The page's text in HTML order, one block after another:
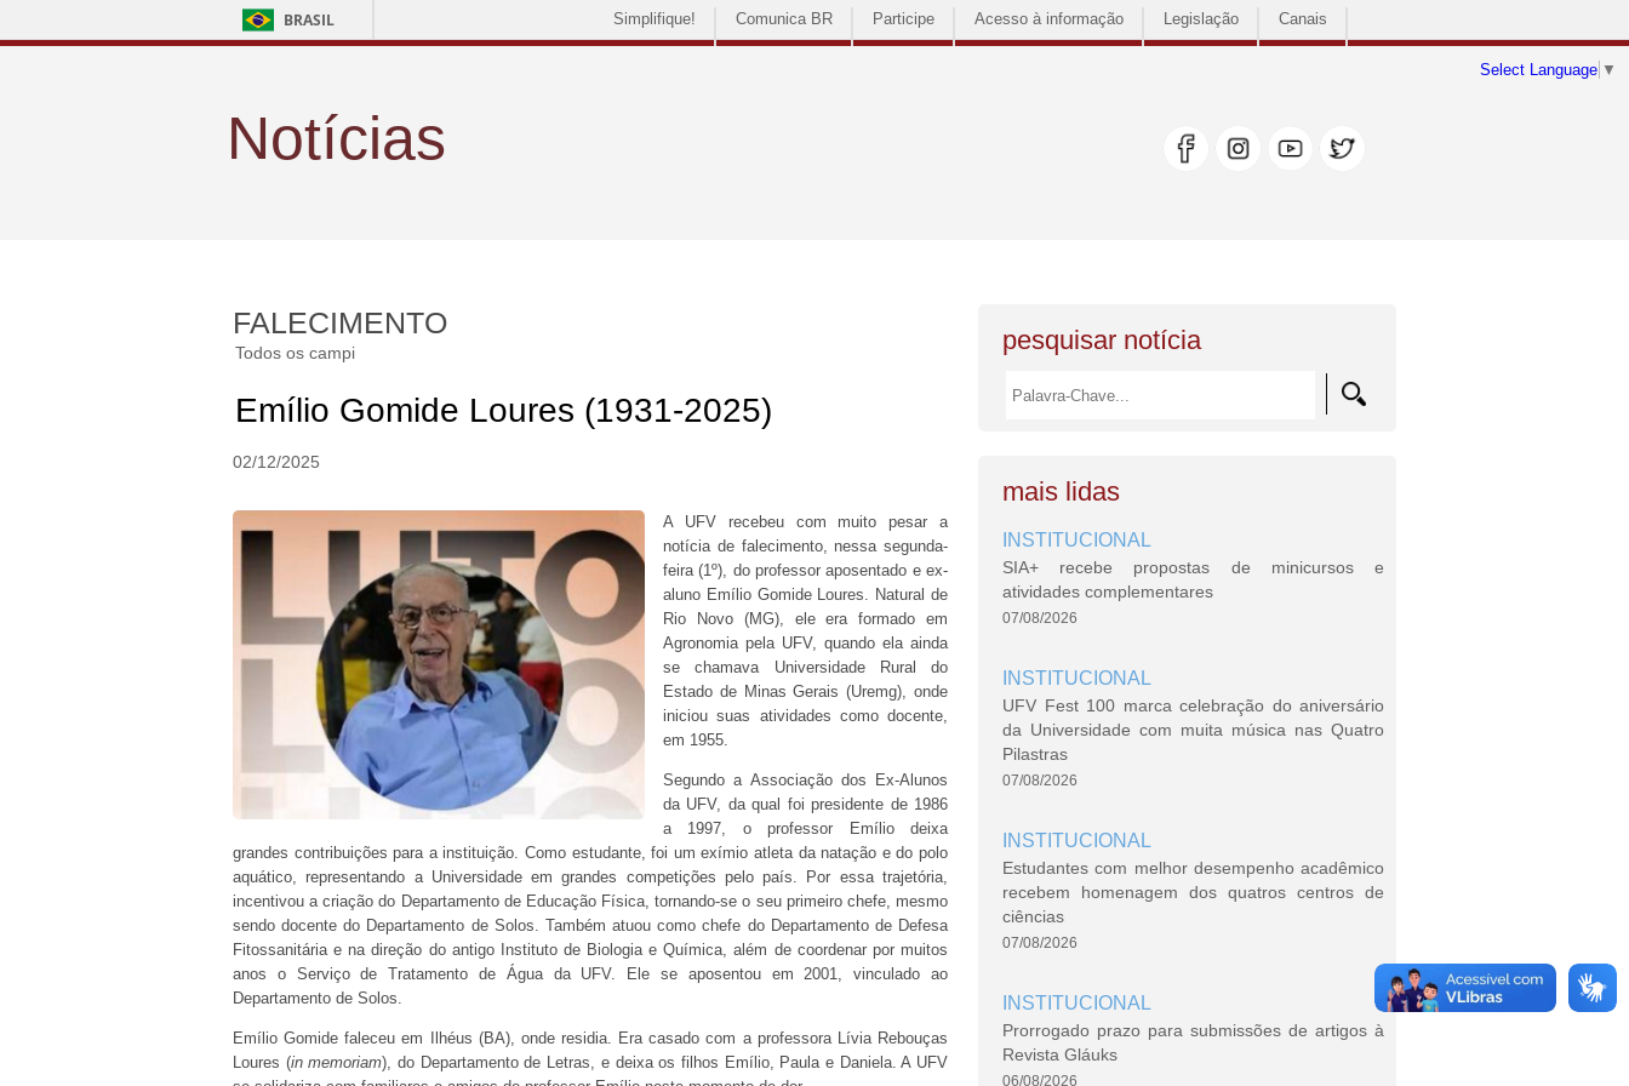
BRASIL Simplifique! Comunica BR Participe Acesso à informação Legislação Canais
Select Language ▼
Notícias
FALECIMENTO
Todos os campi
Emílio Gomide Loures (1931-2025)
02/12/2025
A UFV recebeu com muito pesar a
notícia de falecimento, nessa segunda-
feira (1º), do professor aposentado e ex-
aluno Emílio Gomide Loures. Natural de
Rio Novo (MG), ele era formado em
Agronomia pela UFV, quando ela ainda
se chamava Universidade Rural do
Estado de Minas Gerais (Uremg), onde
iniciou suas atividades como docente,
em 1955.
Segundo a Associação dos Ex-Alunos
da UFV, da qual foi presidente de 1986
a 1997, o professor Emílio deixa
grandes contribuições para a instituição. Como estudante, foi um exímio atleta da natação e do polo
aquático, representando a Universidade em grandes competições pelo país. Por essa trajetória,
incentivou a criação do Departamento de Educação Física, tornando-se o seu primeiro chefe, mesmo
sendo docente do Departamento de Solos. Também atuou como chefe do Departamento de Defesa
Fitossanitária e na direção do antigo Instituto de Biologia e Química, além de coordenar por muitos
anos o Serviço de Tratamento de Água da UFV. Ele se aposentou em 2001, vinculado ao
Departamento de Solos.
Emílio Gomide faleceu em Ilhéus (BA), onde residia. Era casado com a professora Lívia Rebouças
Loures (in memoriam), do Departamento de Letras, e deixa os filhos Emílio, Paula e Daniela. A UFV
pesquisar notícia
mais lidas
INSTITUCIONAL
SIA+ recebe propostas de minicursos e
atividades complementares
07/08/2026
INSTITUCIONAL
UFV Fest 100 marca celebração do aniversário
da Universidade com muita música nas Quatro
Pilastras
07/08/2026
INSTITUCIONAL
Estudantes com melhor desempenho acadêmico
recebem homenagem dos quatros centros de
ciências
07/08/2026
INSTITUCIONAL
Prorrogado prazo para submissões de artigos à
Revista Gláuks
06/08/2026